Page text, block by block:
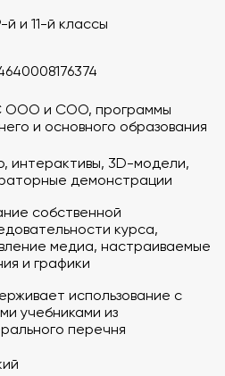
поможет педагогу
основные понятия учебного
явления и
основе эмпирические
использовании
Отражение волн
в плоском зеркале
в собирающей линзе
й и 11-й классы
ООО и СОО, программы
и основного образования
интерактивы, 3D-модели,
демонстрации
собственной
курса,
медиа, настраиваемые
и графики
использование с
учебниками из
перечня